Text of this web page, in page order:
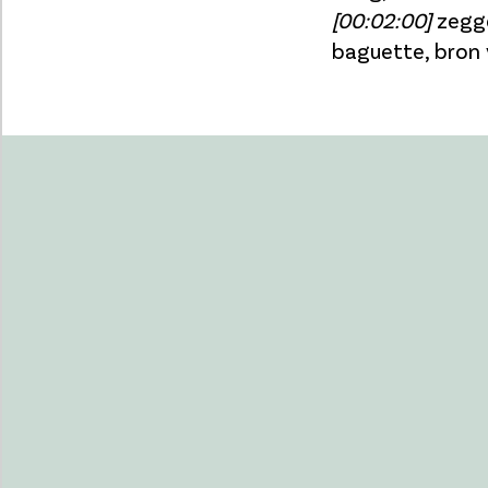
[00:02:00]
baguette, bron